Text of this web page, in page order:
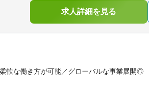
求人詳細を見る
軟な働き方が可能／グローバルな事業展開◎